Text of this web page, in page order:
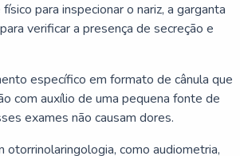
para inspecionar o nariz, a garganta
verificar a presença de secreção e
específico em formato de cânula que
com auxílio de uma pequena fonte de
exames não causam dores.
como audiometria,